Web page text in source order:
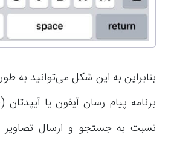
بنابراین به این شکل می‌توانید به
نسبت به جستجو و ارسال تصاویر